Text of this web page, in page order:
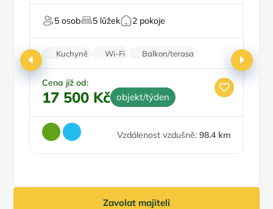
U sjezdovky
Pro majitele mazlíčků
5 osob 5 lůžek 2 pokoje
Kuchyně Wi-Fi
Balkon/terasa
Na horách
Parkování zdarma
Cena již od:
17 500 Kč objekt/týden
Vzdálenost vzdušně: 98.4 km
Zavolat majiteli